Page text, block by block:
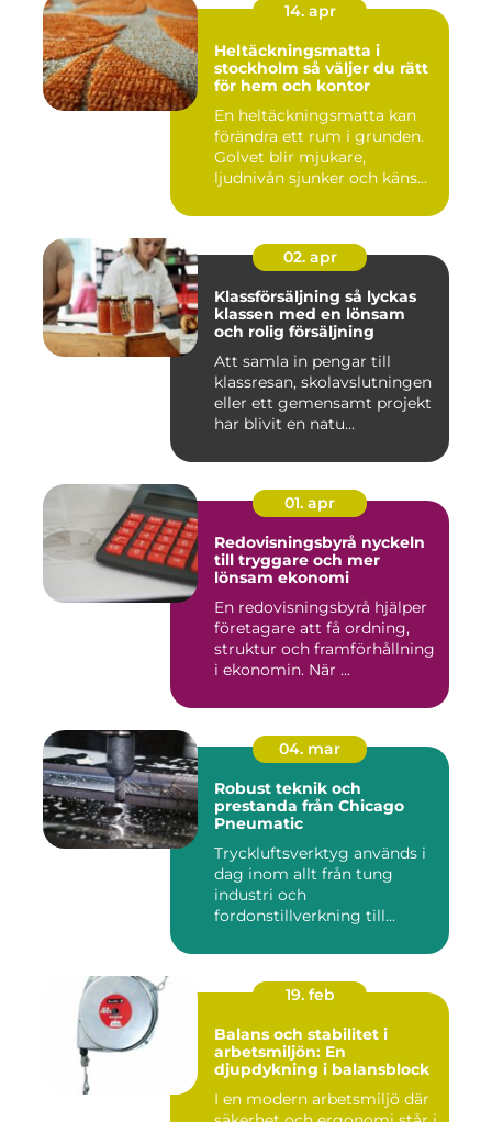
14. apr
Heltäckningsmatta i
stockholm så väljer du rätt
för hem och kontor
En heltäckningsmatta kan
förändra ett rum i grunden.
Golvet blir mjukare,
ljudnivån sjunker och käns...
02. apr
Klassförsäljning så lyckas
klassen med en lönsam
och rolig försäljning
Att samla in pengar till
klassresan, skolavslutningen
eller ett gemensamt projekt
har blivit en natu...
01. apr
Redovisningsbyrå nyckeln
till tryggare och mer
lönsam ekonomi
En redovisningsbyrå hjälper
företagare att få ordning,
struktur och framförhållning
i ekonomin. När ...
04. mar
Robust teknik och
prestanda från Chicago
Pneumatic
Tryckluftsverktyg används i
dag inom allt från tung
industri och
fordonstillverkning till...
19. feb
Balans och stabilitet i
arbetsmiljön: En
djupdykning i balansblock
I en modern arbetsmiljö där